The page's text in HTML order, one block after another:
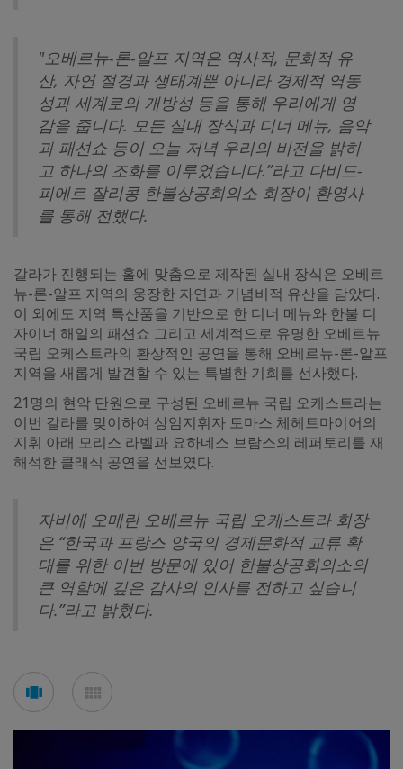
"오베르뉴-론-알프 지역은 역사적, 문화적 유
산, 자연 절경과 생태계뿐 아니라 경제적 역동
성과 세계로의 개방성 등을 통해 우리에게 영
감을 줍니다. 모든 실내 장식과 디너 메뉴, 음악
과 패션쇼 등이 오늘 저녁 우리의 비전을 밝히
고 하나의 조화를 이루었습니다.”라고 다비드-
피에르 잘리콩 한불상공회의소 회장이 환영사
를 통해 전했다.
갈라가 진행되는 홀에 맞춤으로 제작된 실내 장식은 오베르
뉴-론-알프 지역의 웅장한 자연과 기념비적 유산을 담았다.
이 외에도 지역 특산품을 기반으로 한 디너 메뉴와 한불 디
자이너 해일의 패션쇼 그리고 세계적으로 유명한 오베르뉴
국립 오케스트라의 환상적인 공연을 통해 오베르뉴-론-알프
지역을 새롭게 발견할 수 있는 특별한 기회를 선사했다.
21명의 현악 단원으로 구성된 오베르뉴 국립 오케스트라는
이번 갈라를 맞이하여 상임지휘자 토마스 체헤트마이어의
지휘 아래 모리스 라벨과 요하네스 브람스의 레퍼토리를 재
해석한 클래식 공연을 선보였다.
자비에 오메린 오베르뉴 국립 오케스트라 회장
은 “한국과 프랑스 양국의 경제문화적 교류 확
대를 위한 이번 방문에 있어 한불상공회의소의
큰 역할에 깊은 감사의 인사를 전하고 싶습니
다.”라고 밝혔다.
See
carouselmosaic